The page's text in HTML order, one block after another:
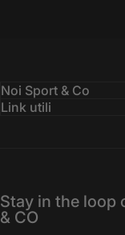
Noi Sport & Co
Link utili
Stay in the loop
& CO